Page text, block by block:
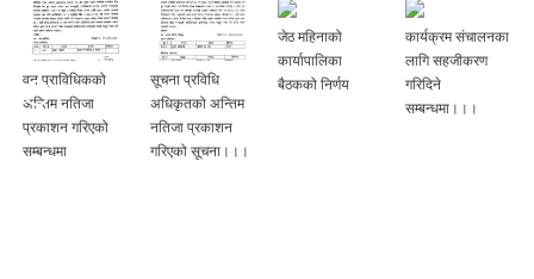
वन प्राविधिकको
अन्तिम नतिजा
प्रकाशन गरिएको
सम्बन्धमा
सूचना प्रविधि
अधिकृतको अन्तिम
नतिजा प्रकाशन
गरिएको सूचना।।।
जेठ महिनाको
कार्यापालिका
बैठकको निर्णय
कार्यक्रम संचालनका
लागि सहजीकरण
गरिदिने
सम्बन्धमा।।।